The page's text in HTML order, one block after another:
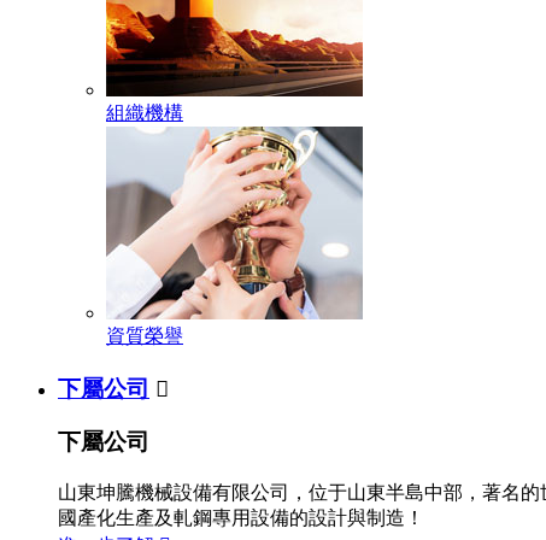
組織機構
資質榮譽
下屬公司 
下屬公司
山東坤騰機械設備有限公司，位于山東半島中部，著名
國產化生產及軋鋼專用設備的設計與制造！